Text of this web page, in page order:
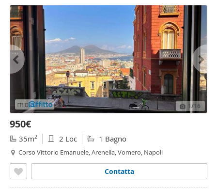
1/16
950€
35m2 2 Loc 1 Bagno
Corso Vittorio Emanuele, Arenella, Vomero, Napoli
Contatta